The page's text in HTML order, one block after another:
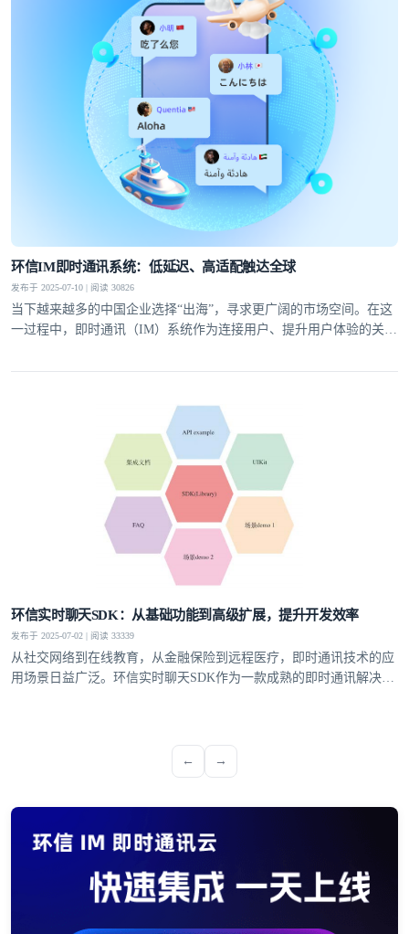
环信IM即时通讯系统：低延迟、高适配触达全球
发布于 2025-07-10 | 阅读 30826
当下越来越多的中国企业选择“出海”，寻求更广阔的市场空间。在这
一过程中，即时通讯（IM）系统作为连接用户、提升用户体验的关键
领域，通过全球化布局与多平台支持能力，成为众多出海企业的热门
环信实时聊天SDK：从基础功能到高级扩展，提升开发效率
发布于 2025-07-02 | 阅读 33339
从社交网络到在线教育，从金融保险到远程医疗，即时通讯技术的应
用场景日益广泛。环信实时聊天SDK作为一款成熟的即时通讯解决方
←
→
我已阅读并同意通讯云服务条款和通讯云隐私政策
提交
不了，谢谢
登录即时通讯云
登录客服云